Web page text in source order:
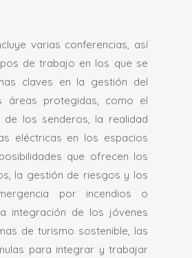
varias conferencias, así
de trabajo en los que se
claves en la gestión del
áreas protegidas, como el
de los senderos, la realidad
eléctricas en los espacios
que ofrecen los
la gestión de riesgos y los
por incendios o
integración de los jóvenes
de turismo sostenible, las
para integrar y trabajar